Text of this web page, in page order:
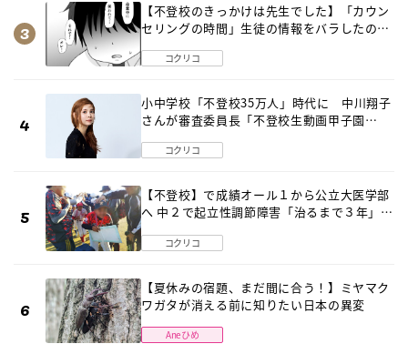
【不登校のきっかけは先生でした】「カウン
セリングの時間」生徒の情報をバラしたの
コクリコ
小中学校「不登校35万人」時代に 中川翔子
さんが審査委員長「不登校生動画甲子園
コクリコ
【不登校】で成績オール１から公立大医学部
へ 中２で起立性調節障害「治るまで３年」の
コクリコ
【夏休みの宿題、まだ間に合う！】ミヤマク
ワガタが消える前に知りたい日本の異変
Aneひめ